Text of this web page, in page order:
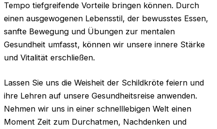
Tempo tiefgreifende Vorteile bringen können. Durch
einen ausgewogenen Lebensstil, der bewusstes Essen,
sanfte Bewegung und Übungen zur mentalen
Gesundheit umfasst, können wir unsere innere Stärke
und Vitalität erschließen.
Lassen Sie uns die Weisheit der Schildkröte feiern und
ihre Lehren auf unsere Gesundheitsreise anwenden.
Nehmen wir uns in einer schnelllebigen Welt einen
Moment Zeit zum Durchatmen, Nachdenken und